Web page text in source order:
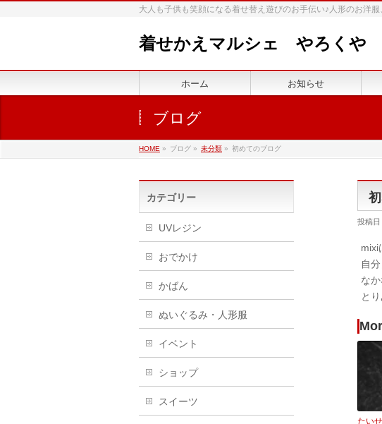
大人も子供も笑顔になる着せ替え遊びのお手伝い♪人形のお洋
着せかえマルシェ やろくや
ホーム お知らせ
ブログ
HOME » ブログ » 未分類 » 初めてのブログ
投稿日
mixi
自
な
と
たい
カテゴリー
UVレジン
おでかけ
かばん
ぬいぐるみ・人形服
イベント
ショップ
スイーツ